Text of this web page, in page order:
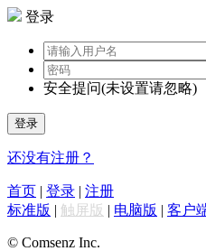
登录
安全提问(未设置请忽略)
登录
还没有注册？
首页 | 登录 | 注册
标准版 | 触屏版 | 电脑版 | 客户
© Comsenz Inc.